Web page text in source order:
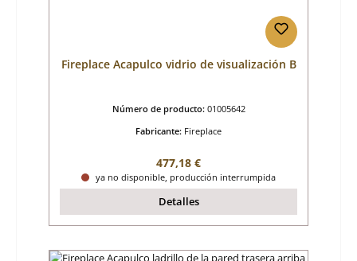
Fireplace Acapulco vidrio de visualización B
Número de producto: 01005642
Fabricante: Fireplace
Precio normal:
477,18 €
ya no disponible, producción interrumpida
Detalles